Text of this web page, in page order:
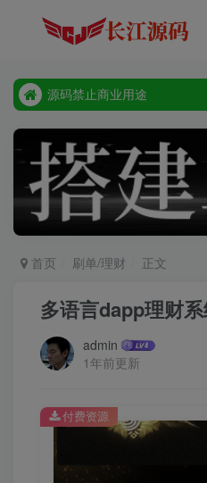
源码禁止商业用途
源码禁止商业用途
本站客服唯一tg:@vip668188
首页 刷单/理财 正文
多语言dapp理财
admin
1年前更新
付费资源